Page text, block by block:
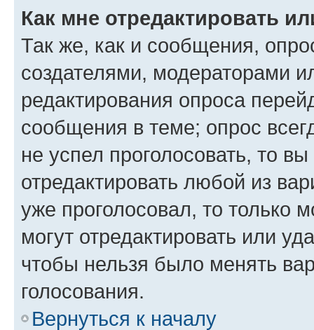
Как мне отредактировать
Так же, как и сообщения,
создателями, модераторами
редактирования опроса
сообщения в теме; опрос
не успел проголосовать, то
отредактировать любой из
уже проголосовал, то только
могут отредактировать или
чтобы нельзя было менять
голосования.
Вернуться к началу